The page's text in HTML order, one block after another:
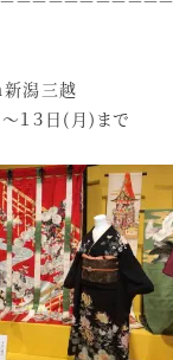
新潟三越
１３日(月)まで